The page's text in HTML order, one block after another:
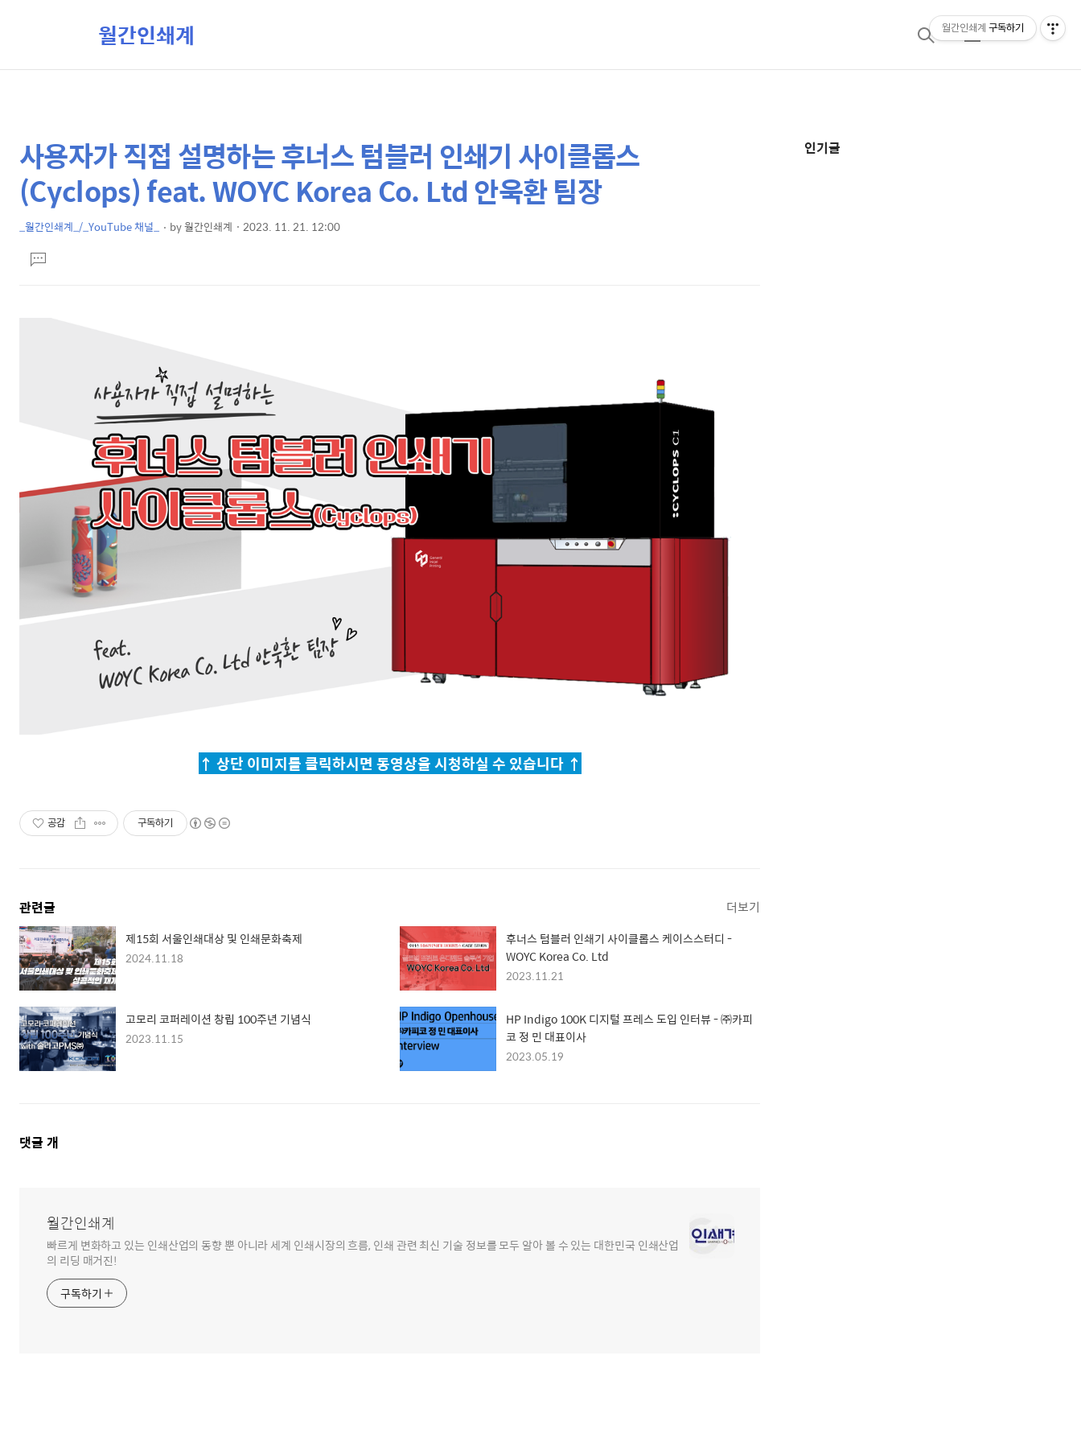
월간인쇄계
검
메
상
세
컨
텐
본
문
제
목
사용자가 직접 설명하는 후너스 텀블러 인쇄기 사이클롭스
(Cyclops) feat. WOYC Korea Co. Ltd 안욱환 팀장
_월간인쇄계_/_YouTube 채널_ by월간인쇄계 2023. 11. 21. 12:00
문댓
글
↑ 상단 이미지를 클릭하시면 동영상을 시청하실 수 있습니다 ↑
공감 구독하기
관련글 더보기
제15회 서울인쇄대상 및 인쇄문화축제
2024.11.18
후너스 텀블러 인쇄기 사이클롭스 케이스스터디 -
WOYC Korea Co. Ltd
2023.11.21
고모리 코퍼레이션 창립 100주년 기념식
2023.11.15
HP Indigo 100K 디지털 프레스 도입 인터뷰 - ㈜카피
코 정 민 대표이사
2023.05.19
댓
댓글 개
월간인쇄계
빠르게 변화하고 있는 인쇄산업의 동향 뿐 아니라 세계 인쇄시장의 흐름, 인쇄 관련 최신 기술 정보를 모두 알아 볼 수 있는 대한민국 인쇄산업
의 리딩 매거진!
구독하기
추
인기글
월간인쇄계 구독하기